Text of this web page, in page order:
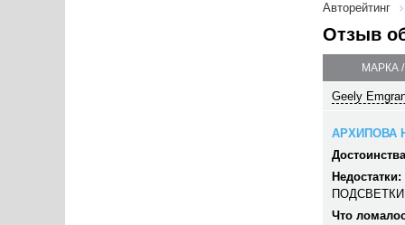
Авторейтинг
Отзыв
МАРКА
Geely
АРХИПОВА
Недостатки:
Что